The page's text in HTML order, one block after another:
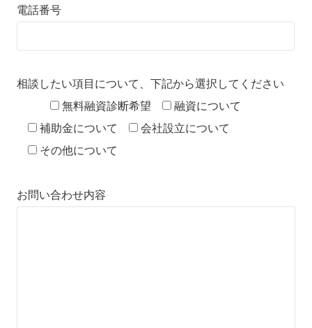
電話番号
相談したい項目について、下記から選択してください
無料融資診断希望
融資について
補助金について
会社設立について
その他について
お問い合わせ内容